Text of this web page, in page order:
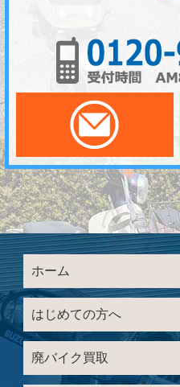
ホーム
はじめての方へ
廃バイク買取